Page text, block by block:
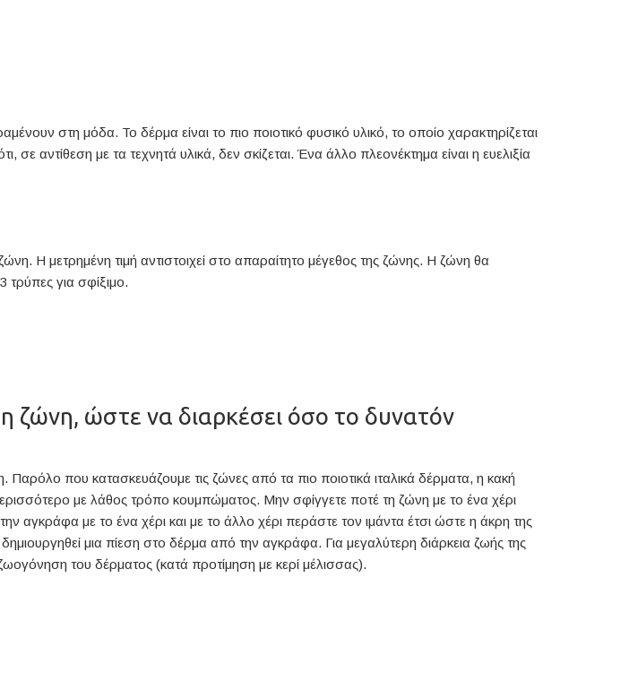
στη μόδα. Το δέρμα είναι το πιο ποιοτικό φυσικό υλικό, το οποίο χαρακτηρίζεται
αντίθεση με τα τεχνητά υλικά, δεν σκίζεται. Ένα άλλο πλεονέκτημα είναι η ευελιξία
Η μετρημένη τιμή αντιστοιχεί στο απαραίτητο μέγεθος της ζώνης. Η ζώνη θα
για σφίξιμο.
ζώνη, ώστε να διαρκέσει όσο το δυνατόν
που κατασκευάζουμε τις ζώνες από τα πιο ποιοτικά ιταλικά δέρματα, η κακή
με λάθος τρόπο κουμπώματος. Μην σφίγγετε ποτέ τη ζώνη με το ένα χέρι
με το ένα χέρι και με το άλλο χέρι περάστε τον ιμάντα έτσι ώστε η άκρη της
μια πίεση στο δέρμα από την αγκράφα. Για μεγαλύτερη διάρκεια ζωής της
του δέρματος (κατά προτίμηση με κερί μέλισσας).